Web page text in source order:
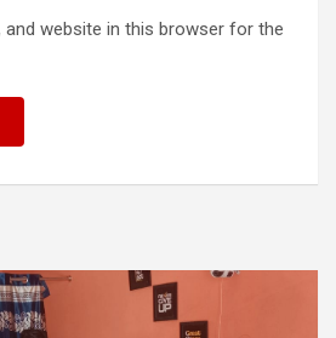
and website in this browser for the